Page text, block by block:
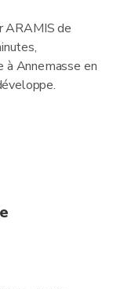
ARAMIS de
Annemasse en